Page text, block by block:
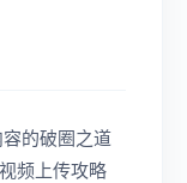
的破圈之道
频上传攻略